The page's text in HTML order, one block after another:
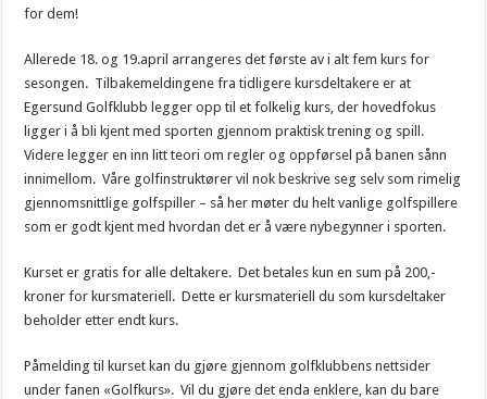
for dem!
Allerede 18. og 19.april arrangeres det første av i alt fem kurs for
sesongen. Tilbakemeldingene fra tidligere kursdeltakere er at
Egersund Golfklubb legger opp til et folkelig kurs, der hovedfokus
ligger i å bli kjent med sporten gjennom praktisk trening og spill.
Videre legger en inn litt teori om regler og oppførsel på banen sånn
innimellom. Våre golfinstruktører vil nok beskrive seg selv som rimelig
gjennomsnittlige golfspiller – så her møter du helt vanlige golfspillere
som er godt kjent med hvordan det er å være nybegynner i sporten.
Kurset er gratis for alle deltakere. Det betales kun en sum på 200,-
kroner for kursmateriell. Dette er kursmateriell du som kursdeltaker
beholder etter endt kurs.
Påmelding til kurset kan du gjøre gjennom golfklubbens nettsider
under fanen «Golfkurs». Vil du gjøre det enda enklere, kan du bare